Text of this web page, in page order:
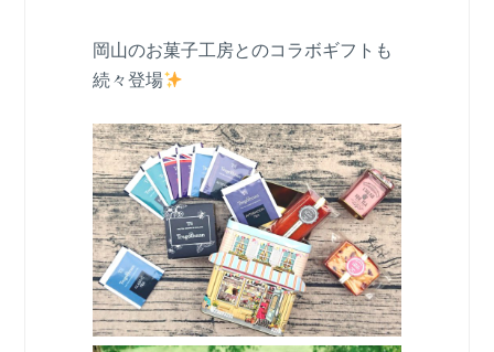
岡山のお菓子工房とのコラボギフトも
続々登場